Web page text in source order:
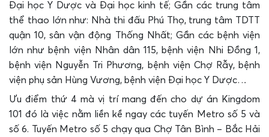
Đại học Y Dược và Đại học kinh tế; Gần các trung tâm
thể thao lớn như: Nhà thi đấu Phú Thọ, trung tâm TDTT
quận 10, sân vận động Thống Nhất; Gần các bệnh viện
lớn như bệnh viện Nhân dân 115, bệnh viện Nhi Đồng 1,
bệnh viện Nguyễn Tri Phương, bệnh viện Chợ Rẫy, bệnh
viện phụ sản Hùng Vương, bệnh viện Đại học Y Dược…
Ưu điểm thứ 4 mà vị trí mang đến cho dự án Kingdom
101 đó là việc nằm liền kề ngay các tuyến Metro số 5 và
số 6. Tuyến Metro số 5 chạy qua Chợ Tân Bình – Bắc Hải